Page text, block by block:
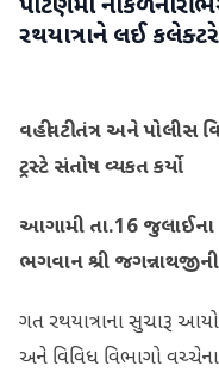
પાટણમાં નીકળનારી
રથયાત્રાને લઈ
​વહીવટી તંત્ર અને પોલીસ
ટ્રસ્ટે સંતોષ વ્યકત કર્યો
આગામી તા.16 જુલાઈના
ભગવાન શ્રી
ગત રથયાત્રાના સુચારૂ
અને વિવિધ વિભાગો